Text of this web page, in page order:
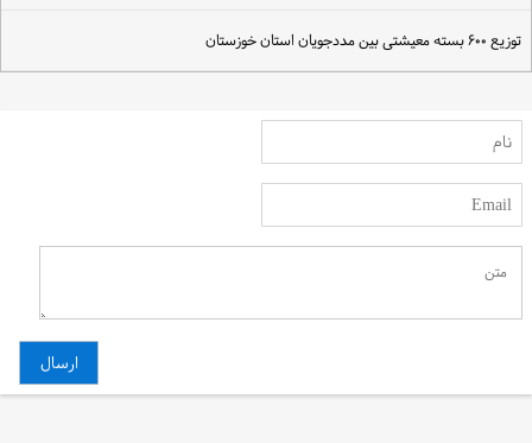
توزیع ۶۰۰ بسته معیشتی بین مددجویان استان خوزستان